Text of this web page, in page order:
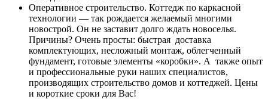
Оперативное строительство. Коттедж по каркасной
технологии ― так рождается желаемый многими
новострой. Он не заставит долго ждать новоселья.
Причины? Очень просты: быстрая доставка
комплектующих, несложный монтаж, облегченный
фундамент, готовые элементы «коробки». А также опыт
и профессиональные руки наших специалистов,
производящих строительство домов и коттеджей. Цены
и короткие сроки для Вас!